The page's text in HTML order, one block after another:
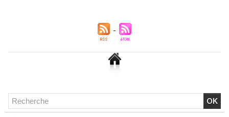
vers la Cour de cassation
30/06/2026 -Christophe LEGUEVAQUES